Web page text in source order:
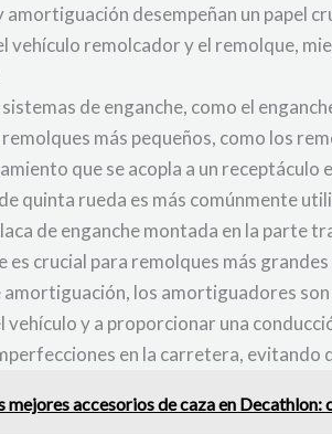
amortiguación desempeñan un papel
vehículo remolcador y el remolque,
de enganche, como el
más pequeños, como los
que se acopla a un receptáculo
quinta rueda es más comúnmente
de enganche montada en la parte
es crucial para remolques más
amortiguación, los amortiguadores
y a proporcionar una
en la carretera, evitando
mejores accesorios de caza en Decathlon: